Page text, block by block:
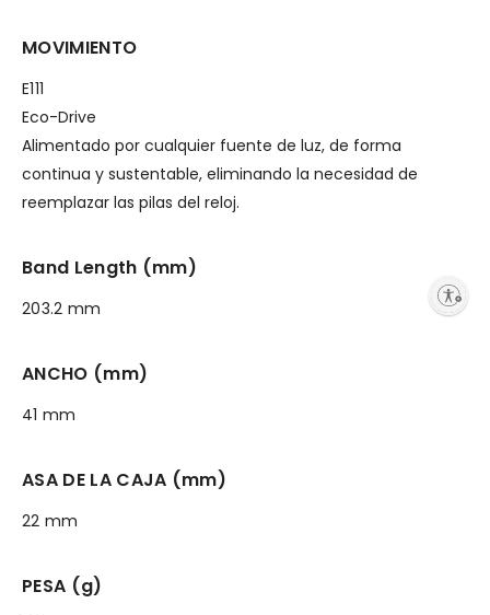
MOVIMIENTO
E111
Eco-Drive
Alimentado por cualquier fuente de luz, de forma
continua y sustentable, eliminando la necesidad de
reemplazar las pilas del reloj.
Band Length (mm)
203.2 mm
ANCHO (mm)
41 mm
ASA DE LA CAJA (mm)
22 mm
PESA (g)